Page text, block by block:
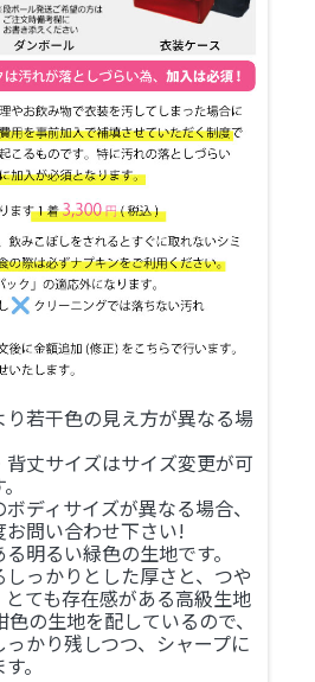
若干色の見え方が異なる場
丈サイズはサイズ変更が可
ディサイズが異なる場合、
問い合わせ下さい!
明るい緑色の生地です。
っかりとした厚さと、つや
ても存在感がある高級生地
の生地を配しているので、
かり残しつつ、シャープに
。